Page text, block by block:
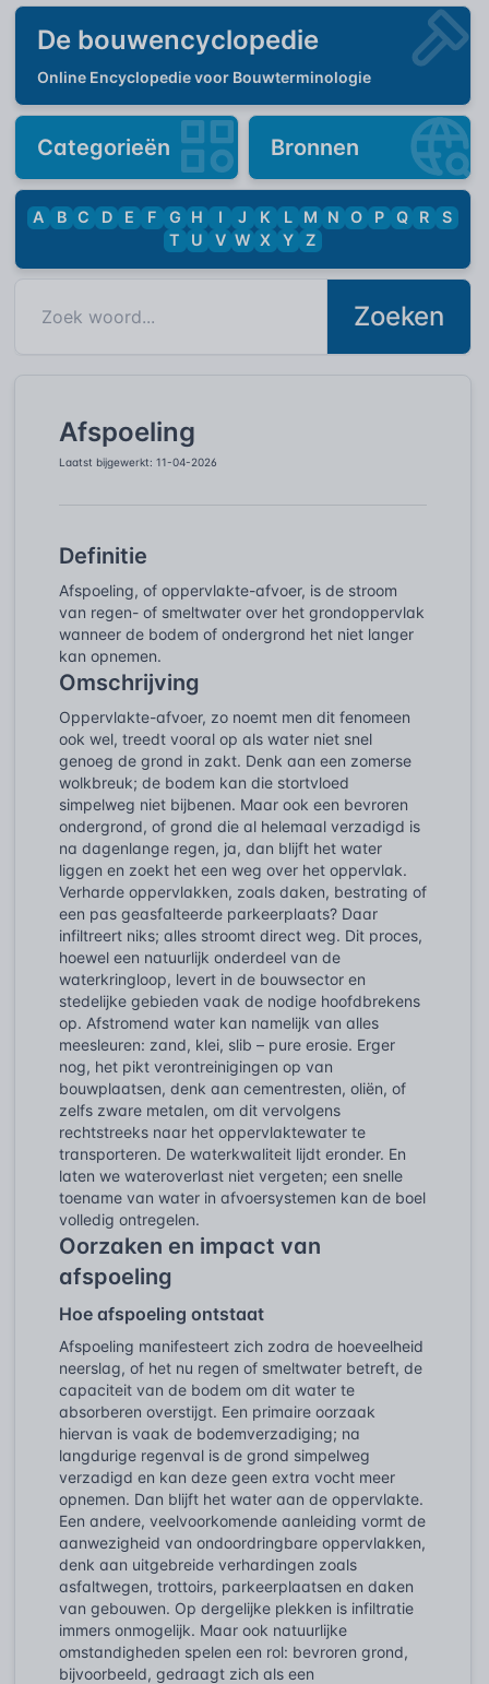
De bouwencyclopedie
Online Encyclopedie voor Bouwterminologie
Categorieën Bronnen
A B C D E F G H I J K L M N O P Q R
S
T
U V W X Y Z
Zoeken
Afspoeling
Laatst bijgewerkt: 11-04-2026
Definitie
Afspoeling, of oppervlakte-afvoer, is de stroom
van regen- of smeltwater over het grondoppervlak
wanneer de bodem of ondergrond het niet langer
kan opnemen.
Omschrijving
Oppervlakte-afvoer, zo noemt men dit fenomeen
ook wel, treedt vooral op als water niet snel
genoeg de grond in zakt. Denk aan een zomerse
wolkbreuk; de bodem kan die stortvloed
simpelweg niet bijbenen. Maar ook een bevroren
ondergrond, of grond die al helemaal verzadigd is
na dagenlange regen, ja, dan blijft het water
liggen en zoekt het een weg over het oppervlak.
Verharde oppervlakken, zoals daken, bestrating of
een pas geasfalteerde parkeerplaats? Daar
infiltreert niks; alles stroomt direct weg. Dit proces,
hoewel een natuurlijk onderdeel van de
waterkringloop, levert in de bouwsector en
stedelijke gebieden vaak de nodige hoofdbrekens
op. Afstromend water kan namelijk van alles
meesleuren: zand, klei, slib – pure erosie. Erger
nog, het pikt verontreinigingen op van
bouwplaatsen, denk aan cementresten, oliën, of
zelfs zware metalen, om dit vervolgens
rechtstreeks naar het oppervlaktewater te
transporteren. De waterkwaliteit lijdt eronder. En
laten we wateroverlast niet vergeten; een snelle
toename van water in afvoersystemen kan de boel
volledig ontregelen.
Oorzaken en impact van
afspoeling
Hoe afspoeling ontstaat
Afspoeling manifesteert zich zodra de hoeveelheid
neerslag, of het nu regen of smeltwater betreft, de
capaciteit van de bodem om dit water te
absorberen overstijgt. Een primaire oorzaak
hiervan is vaak de bodemverzadiging; na
langdurige regenval is de grond simpelweg
verzadigd en kan deze geen extra vocht meer
opnemen. Dan blijft het water aan de oppervlakte.
Een andere, veelvoorkomende aanleiding vormt de
aanwezigheid van ondoordringbare oppervlakken,
denk aan uitgebreide verhardingen zoals
asfaltwegen, trottoirs, parkeerplaatsen en daken
van gebouwen. Op dergelijke plekken is infiltratie
immers onmogelijk. Maar ook natuurlijke
omstandigheden spelen een rol: bevroren grond,
bijvoorbeeld, gedraagt zich als een